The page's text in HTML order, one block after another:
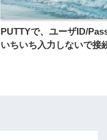
PUTTYで、ユーザID/
いちいち入力しないで接